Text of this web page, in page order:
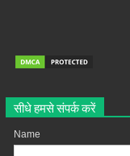
सीधे हमसे संपर्क करें
Name